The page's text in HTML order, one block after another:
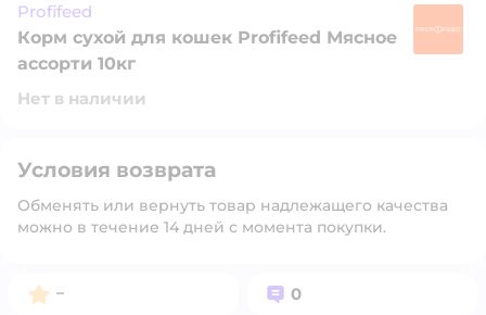
Profifeed
Корм сухой для кошек Profifeed Мясное
ассорти 10кг
Нет в наличии
Условия возврата
Обменять или вернуть товар надлежащего качества
можно в течение 14 дней с момента покупки.
Рейтинг:
– Вопросов:
0